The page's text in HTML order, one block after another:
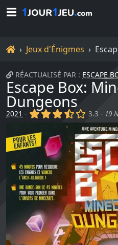
Accueil
Jeux d'Énigmes
RÉACTUALISÉ PAR : ESCAPE
Escape Box:
Dungeons
2021 - (x) (x) (x) (,) ()
3.3 - 19